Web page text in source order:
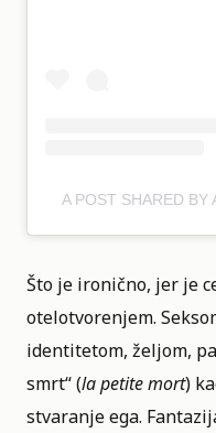
A POST SHARED BY
Što je ironično, jer je
otelotvorenjem.
identitetom, željom,
smrt“ (la petite mort)
stvaranje ega.